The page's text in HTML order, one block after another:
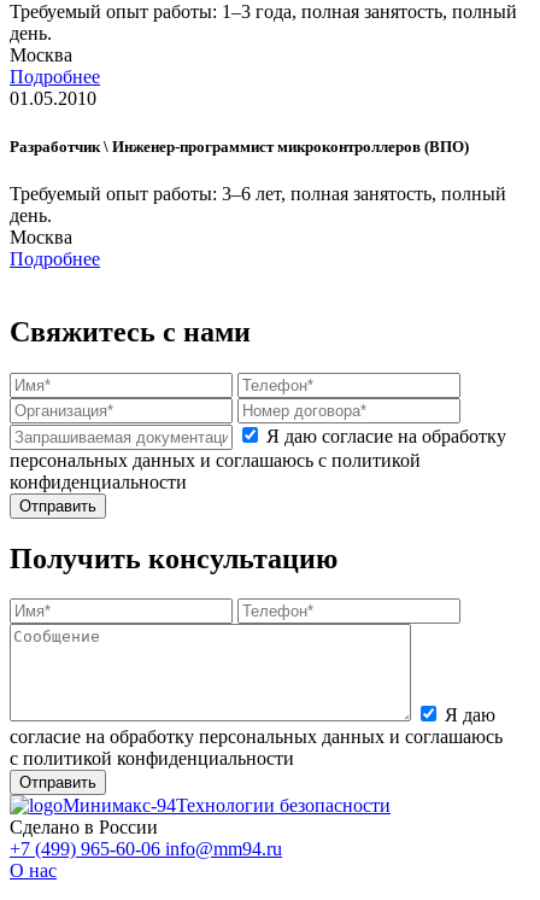
Требуемый опыт работы: 1–3 года, полная занятость, полный
день.
Москва
Подробнее
01.05.2010
Разработчик \ Инженер-программист микроконтроллеров (ВПО)
Требуемый опыт работы: 3–6 лет, полная занятость, полный
день.
Москва
Подробнее
Свяжитесь с нами
Я даю согласие на обработку
персональных данных и соглашаюсь с политикой
конфиденциальности
Получить консультацию
Я даю
согласие на обработку персональных данных и соглашаюсь
с политикой конфиденциальности
Минимакс-94Технологии безопасности
Сделано в России
+7 (499) 965-60-06 info@mm94.ru
О нас